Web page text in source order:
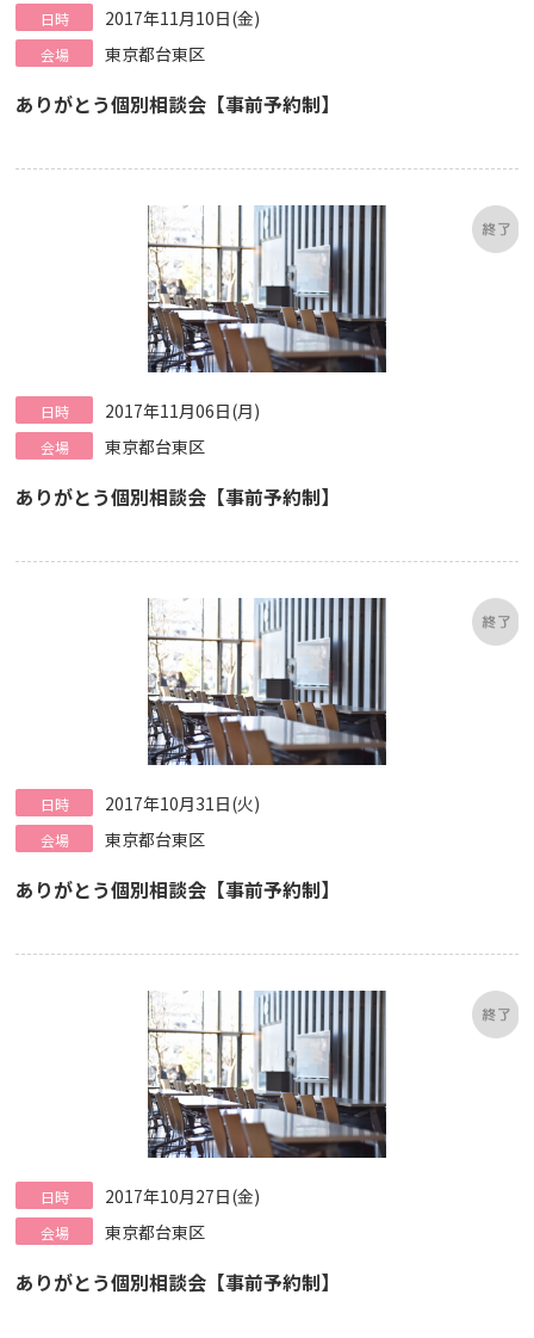
日時 2017年11月10日(金)
会場 東京都台東区
ありがとう個別相談会【事前予約制】
日時 2017年11月06日(月)
会場 東京都台東区
ありがとう個別相談会【事前予約制】
日時 2017年10月31日(火)
会場 東京都台東区
ありがとう個別相談会【事前予約制】
日時 2017年10月27日(金)
会場 東京都台東区
ありがとう個別相談会【事前予約制】